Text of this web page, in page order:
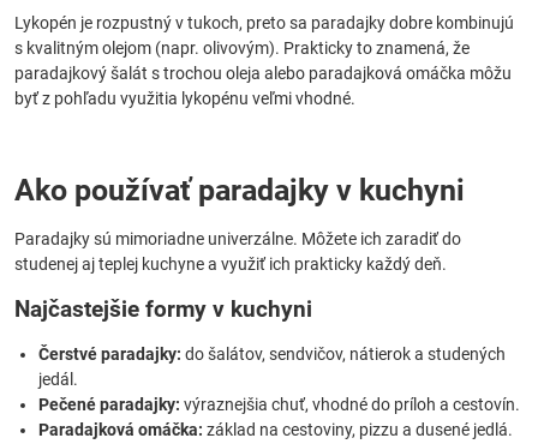
Lykopén je rozpustný v tukoch, preto sa paradajky dobre kombinujú
s kvalitným olejom (napr. olivovým). Prakticky to znamená, že
paradajkový šalát s trochou oleja alebo paradajková omáčka môžu
byť z pohľadu využitia lykopénu veľmi vhodné.
Ako používať paradajky v kuchyni
Paradajky sú mimoriadne univerzálne. Môžete ich zaradiť do
studenej aj teplej kuchyne a využiť ich prakticky každý deň.
Najčastejšie formy v kuchyni
Čerstvé paradajky: do šalátov, sendvičov, nátierok a studených
jedál.
Pečené paradajky: výraznejšia chuť, vhodné do príloh a cestovín.
Paradajková omáčka: základ na cestoviny, pizzu a dusené jedlá.